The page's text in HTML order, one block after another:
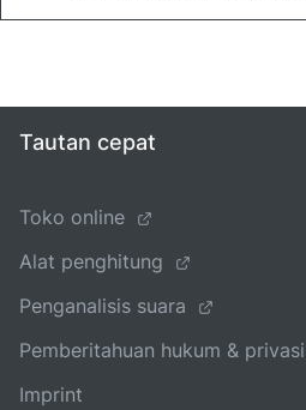
Tautan cepat
Toko online
Alat penghitung
Penganalisis suara
Pemberitahuan hukum & privasi
Imprint